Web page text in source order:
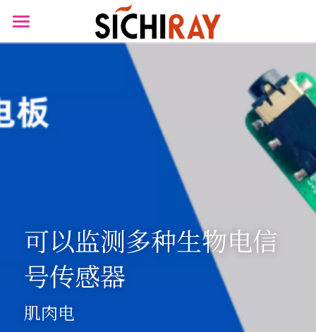
首页
产品知识库
搜索
可以监测多种生物电信
号传感器
肌肉电
商品分类
生物传感器